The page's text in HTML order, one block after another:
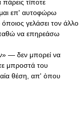
πάρεις τίποτε
επ' αυτοφώρω
γελάσει τον άλλο
να επηρεάσω
— δεν μπορεί να
μπροστά του
θέση, απ' ὁπου